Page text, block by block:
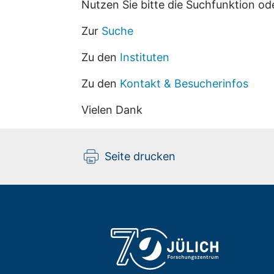
Nutzen Sie bitte die Suchfunktion
Zur Suche
Zu den Instituten
Zu den Kontakt & Besucherinfos
Vielen Dank
Seite drucken